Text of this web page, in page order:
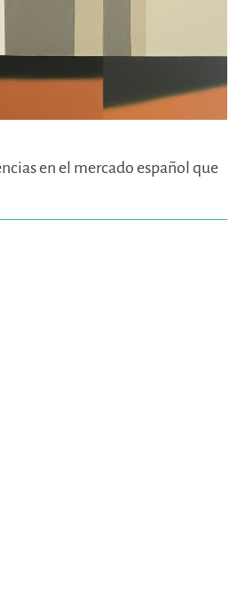
en el mercado español que